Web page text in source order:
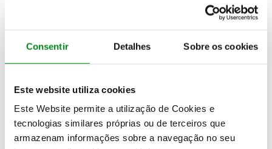
Consentir Detalhes Sobre os cookies
Este website utiliza cookies
Este Website permite a utilização de Cookies e
tecnologias similares próprias ou de terceiros que
armazenam informações sobre a navegação no seu
Um dia em Cabeceiras de Basto